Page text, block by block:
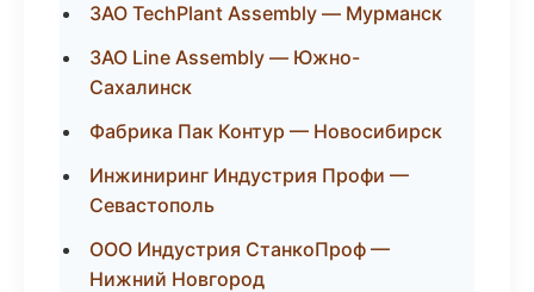
ЗАО TechPlant Assembly — Мурманск
ЗАО Line Assembly — Южно-
Сахалинск
Фабрика Пак Контур — Новосибирск
Инжиниринг Индустрия Профи —
Севастополь
ООО Индустрия СтанкоПроф —
Нижний Новгород